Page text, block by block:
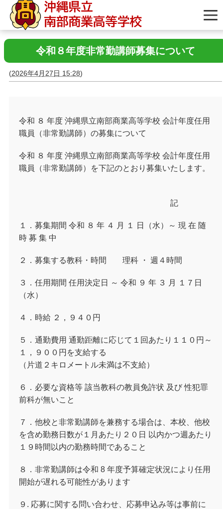
令和８年度非常勤講師募集について
(2026年4月27日 15:28)
令和 ８ 年度 沖縄県立南部商業高等学校 会計年度任用
職員（非常勤講師）の募集について
令和 ８ 年度 沖縄県立南部商業高等学校 会計年度任用
職員（非常勤講師）を下記のとおり募集いたします。
記
１．募集期間 令和 ８ 年 ４ 月 １ 日（水）～ 現 在 随
時 募 集 中
２．募集する教科・時間 理科 ・ 週４時間
３．任用期間 任用決定日 ～ 令和 ９ 年 ３ 月 １７日
（水）
４．時給 ２，９４０円
５．通勤費用 通勤距離に応じて１回あたり１１０円～
１，９００円を支給する
（片道２キロメートル未満は不支給）
６．必要な資格等 該当教科の教員免許状 及び 性犯罪
前科が無いこと
７．他校と非常勤講師を兼務する場合は、本校、他校
を含め勤務日数が１月あたり２０日 以内かつ週あたり
１９時間以内の勤務時間であること
８．非常勤講師は令和 8 年度予算確定状況により任用
開始が遅れる可能性があります
９. 応募に関する問い合わせ、応募申込み等は事前に